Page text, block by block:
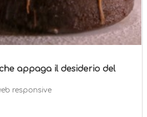
appaga il desiderio del
responsive